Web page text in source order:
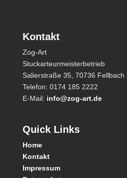
Kontakt
Zog-Art
Stuckarteurmeisterbetrieb
Salierstraße 35, 70736 Fellbach
Telefon: 0174 185 2222
E-Mail: info@zog-art.de
Quick Links
Home
Kontakt
Impressum